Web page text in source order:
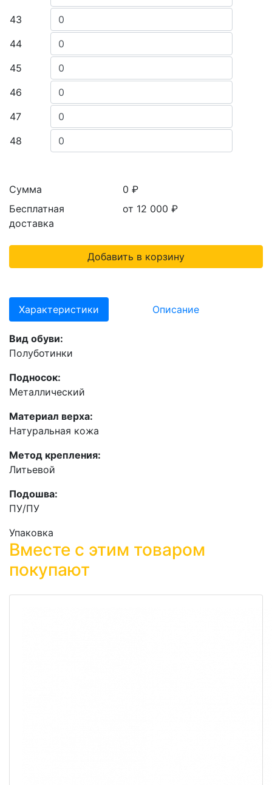
43
44
45
46
47
48
Сумма
Бесплатная
доставка
0 ₽
от 12 000 ₽
Добавить в корзину
Характеристики Описание
Вид обуви:
Полуботинки
Подносок:
Металлический
Материал верха:
Натуральная кожа
Метод крепления:
Литьевой
Подошва:
ПУ/ПУ
Упаковка
Вместе с этим товаром
покупают